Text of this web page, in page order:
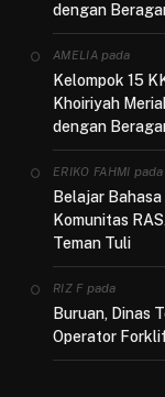
dengan
AMELIApada
Kelompok 15
Khoiriyah
dengan
ERIKO FAHMI pada
Belajar
Komunitas
Teman Tuli
RIZ Fpada
Buruan, Dinas
Operator